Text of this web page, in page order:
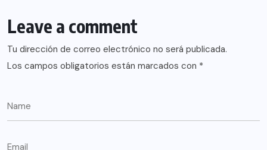
Leave a comment
Tu dirección de correo electrónico no será publicada.
Los campos obligatorios están marcados con *